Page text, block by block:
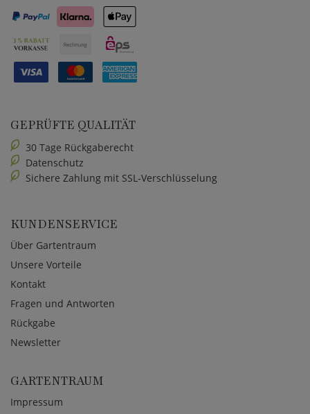
GEPRÜFTE QUALITÄT
30 Tage Rückgaberecht
Datenschutz
Sichere Zahlung mit SSL-Verschlüsselung
KUNDENSERVICE
Über Gartentraum
Unsere Vorteile
Kontakt
Fragen und Antworten
Rückgabe
Newsletter
GARTENTRAUM
Impressum